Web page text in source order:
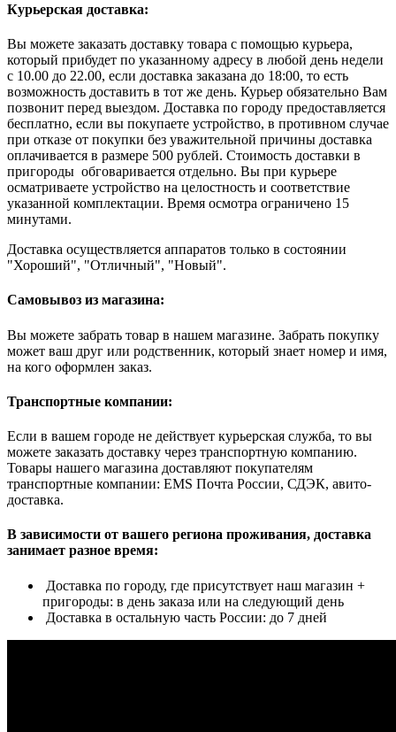
Курьерская доставка:
Вы можете заказать доставку товара с помощью курьера,
который прибудет по указанному адресу в любой день недели
с 10.00 до 22.00, если доставка заказана до 18:00, то есть
возможность доставить в тот же день. Курьер обязательно Вам
позвонит перед выездом. Доставка по городу предоставляется
бесплатно, если вы покупаете устройство, в противном случае
при отказе от покупки без уважительной причины доставка
оплачивается в размере 500 рублей. Стоимость доставки в
пригороды обговаривается отдельно. Вы при курьере
осматриваете устройство на целостность и соответствие
указанной комплектации. Время осмотра ограничено 15
минутами.
Доставка осуществляется аппаратов только в состоянии
"Хороший", "Отличный", "Новый".
Самовывоз из магазина:
Вы можете забрать товар в нашем магазине. Забрать покупку
может ваш друг или родственник, который знает номер и имя,
на кого оформлен заказ.
Транспортные компании:
Если в вашем городе не действует курьерская служба, то вы
можете заказать доставку через транспортную компанию.
Товары нашего магазина доставляют покупателям
транспортные компании: EMS Почта России, СДЭК, авито-
доставка.
В зависимости от вашего региона проживания, доставка
занимает разное время:
Доставка по городу, где присутствует наш магазин +
пригороды: в день заказа или на следующий день
Доставка в остальную часть России: до 7 дней